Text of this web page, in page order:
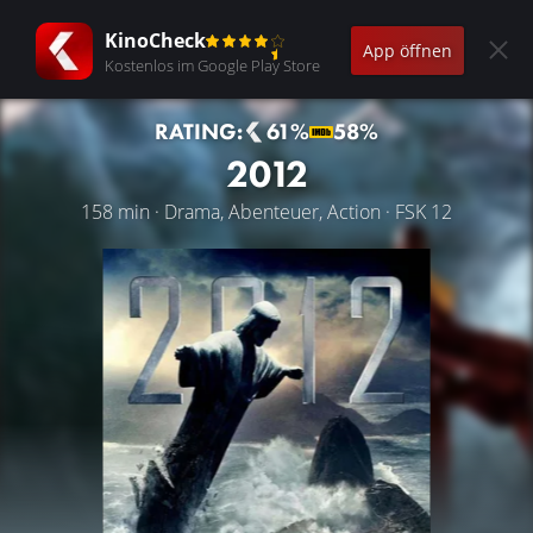
KinoCheck
Kostenlos im Google Play Store
App öffnen
RATING: 61% 58%
2012
158 min · Drama, Abenteuer, Action · FSK 12